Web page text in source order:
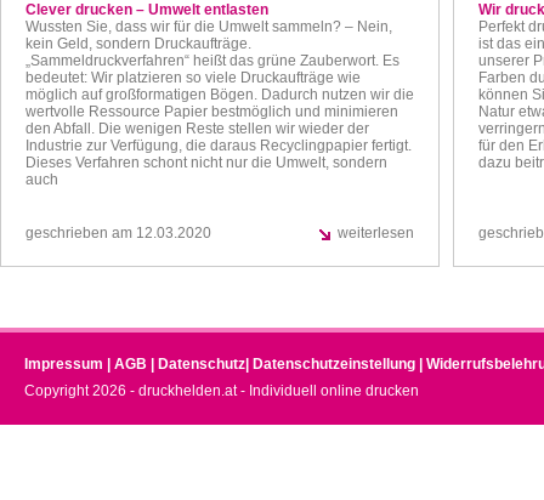
Clever drucken – Umwelt entlasten
Wussten Sie, dass wir für die Umwelt sammeln? – Nein,
kein Geld, sondern Druckaufträge.
„Sammeldruckverfahren“ heißt das grüne Zauberwort. Es
bedeutet: Wir platzieren so viele Druckaufträge wie
möglich auf großformatigen Bögen. Dadurch nutzen wir die
wertvolle Ressource Papier bestmöglich und minimieren
den Abfall. Die wenigen Reste stellen wir wieder der
Industrie zur Verfügung, die daraus Recyclingpapier fertigt.
Dieses Verfahren schont nicht nur die Umwelt, sondern
auch
geschrieben am 12.03.2020 weiterlesen
Wir
Perfekt
ist das
unserer
Farben
können
Natur
für den
dazu
Impressum AGB Datenschutz Datenschutzeinstellung
Copyright 2026 - druckhelden.at - Individuell online drucken